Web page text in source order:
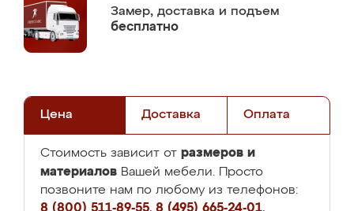
Замер, доставка и подъем
бесплатно
Цена Доставка Оплата
Стоимость зависит от размеров и
материалов Вашей мебели. Просто
позвоните нам по любому из телефонов: